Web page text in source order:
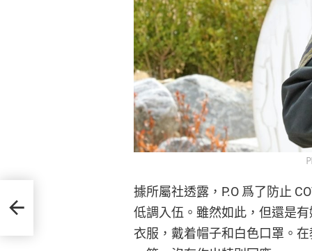
據所屬社透露，P.O 爲了防止
低調入伍。雖然如此，但還是
衣服，戴着帽子和白色口罩。